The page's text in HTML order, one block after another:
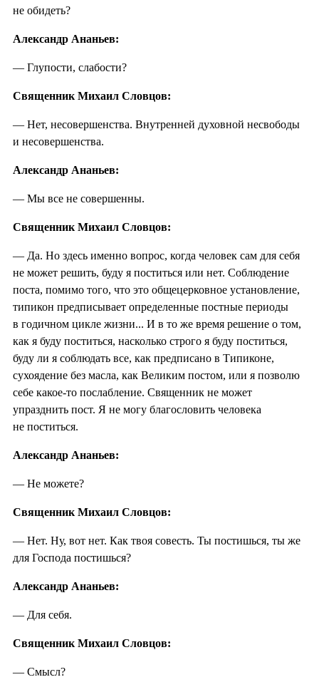
не обидеть?
Александр Ананьев:
— Глупости, слабости?
Священник Михаил Словцов:
— Нет, несовершенства. Внутренней духовной несвободы
и несовершенства.
Александр Ананьев:
— Мы все не совершенны.
Священник Михаил Словцов:
— Да. Но здесь именно вопрос, когда человек сам для себя
не может решить, буду я поститься или нет. Соблюдение
поста, помимо того, что это общецерковное установление,
типикон предписывает определенные постные периоды
в годичном цикле жизни... И в то же время решение о том,
как я буду поститься, насколько строго я буду поститься,
буду ли я соблюдать все, как предписано в Типиконе,
сухоядение без масла, как Великим постом, или я позволю
себе какое-то послабление. Священник не может
упразднить пост. Я не могу благословить человека
не поститься.
Александр Ананьев:
— Не можете?
Священник Михаил Словцов:
— Нет. Ну, вот нет. Как твоя совесть. Ты постишься, ты же
для Господа постишься?
Александр Ананьев:
— Для себя.
Священник Михаил Словцов:
— Смысл?